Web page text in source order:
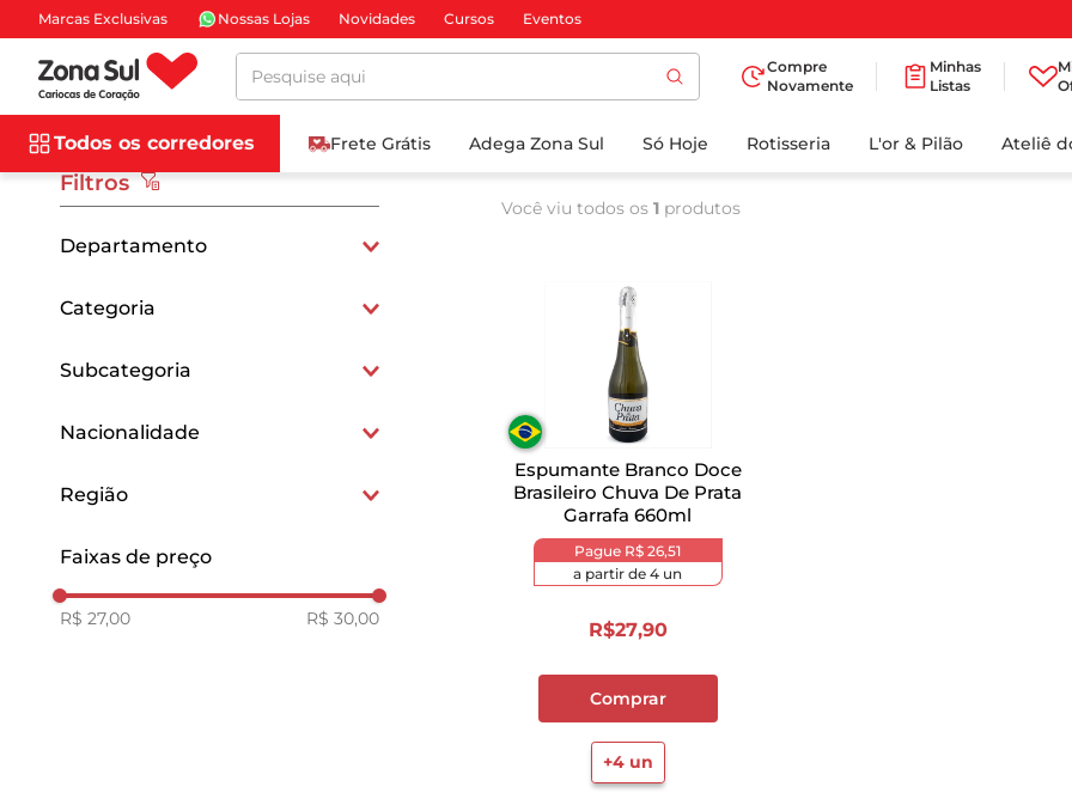
Marcas Exclusivas Nossas Lojas Novidades Cursos Eventos
Pesquise aqui
Compre
Novamente
Minhas
Listas
Todos os corredores Frete Grátis Adega Zona Sul Só Hoje Rotisseria L'or & Pilão Ateliê
Filtros
Departamento
Categoria
Subcategoria
Nacionalidade
Região
Faixas de preço
R$ 27,00 R$ 30,00
Você viu todos os1 produtos
Espumante Branco Doce
Brasileiro Chuva De Prata
Garrafa 660ml
Pague R$ 26,51
a partir de4 un
R$27,90
Comprar
+4un
BUSCADOS
8º